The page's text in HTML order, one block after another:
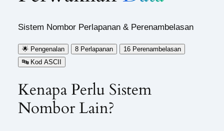
Sistem Nombor Perlapanan & Perenambelasan
🌟 Pengenalan 8Perlapanan 16Perenambelasan
🔤 Kod ASCII
Kenapa Perlu Sistem
Nombor Lain?